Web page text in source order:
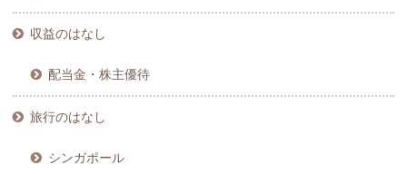
収益のはなし
配当金・株主優待
旅行のはなし
シンガポール